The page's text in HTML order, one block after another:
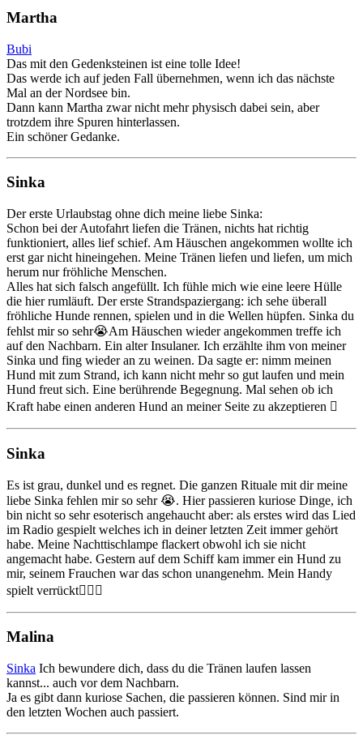
Martha
Bubi
Das mit den Gedenksteinen ist eine tolle Idee!
Das werde ich auf jeden Fall übernehmen, wenn ich das nächste
Mal an der Nordsee bin.
Dann kann Martha zwar nicht mehr physisch dabei sein, aber
trotzdem ihre Spuren hinterlassen.
Ein schöner Gedanke.
Sinka
Der erste Urlaubstag ohne dich meine liebe Sinka:
Schon bei der Autofahrt liefen die Tränen, nichts hat richtig
funktioniert, alles lief schief. Am Häuschen angekommen wollte ich
erst gar nicht hineingehen. Meine Tränen liefen und liefen, um mich
herum nur fröhliche Menschen.
Alles hat sich falsch angefüllt. Ich fühle mich wie eine leere Hülle
die hier rumläuft. Der erste Strandspaziergang: ich sehe überall
fröhliche Hunde rennen, spielen und in die Wellen hüpfen. Sinka du
fehlst mir so sehr😭Am Häuschen wieder angekommen treffe ich
auf den Nachbarn. Ein alter Insulaner. Ich erzählte ihm von meiner
Sinka und fing wieder an zu weinen. Da sagte er: nimm meinen
Hund mit zum Strand, ich kann nicht mehr so gut laufen und mein
Hund freut sich. Eine berührende Begegnung. Mal sehen ob ich
Kraft habe einen anderen Hund an meiner Seite zu akzeptieren 🫩
Sinka
Es ist grau, dunkel und es regnet. Die ganzen Rituale mit dir meine
liebe Sinka fehlen mir so sehr 😭. Hier passieren kuriose Dinge, ich
bin nicht so sehr esoterisch angehaucht aber: als erstes wird das Lied
im Radio gespielt welches ich in deiner letzten Zeit immer gehört
habe. Meine Nachttischlampe flackert obwohl ich sie nicht
angemacht habe. Gestern auf dem Schiff kam immer ein Hund zu
mir, seinem Frauchen war das schon unangenehm. Mein Handy
spielt verrückt🤷🏻‍♀️
Malina
Sinka Ich bewundere dich, dass du die Tränen laufen lassen
kannst... auch vor dem Nachbarn.
Ja es gibt dann kuriose Sachen, die passieren können. Sind mir in
den letzten Wochen auch passiert.